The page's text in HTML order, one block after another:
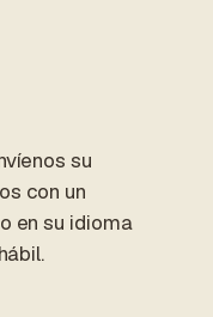
su
con un
en su idioma